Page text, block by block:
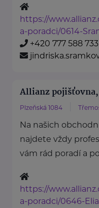
https://
a-poradci/0614-
+420 777 588 733
Allianz pojišťovna,
Plzeňská 1084
Na našich
najdete vždy
vám rád poradí a
https://
a-poradci/0646-